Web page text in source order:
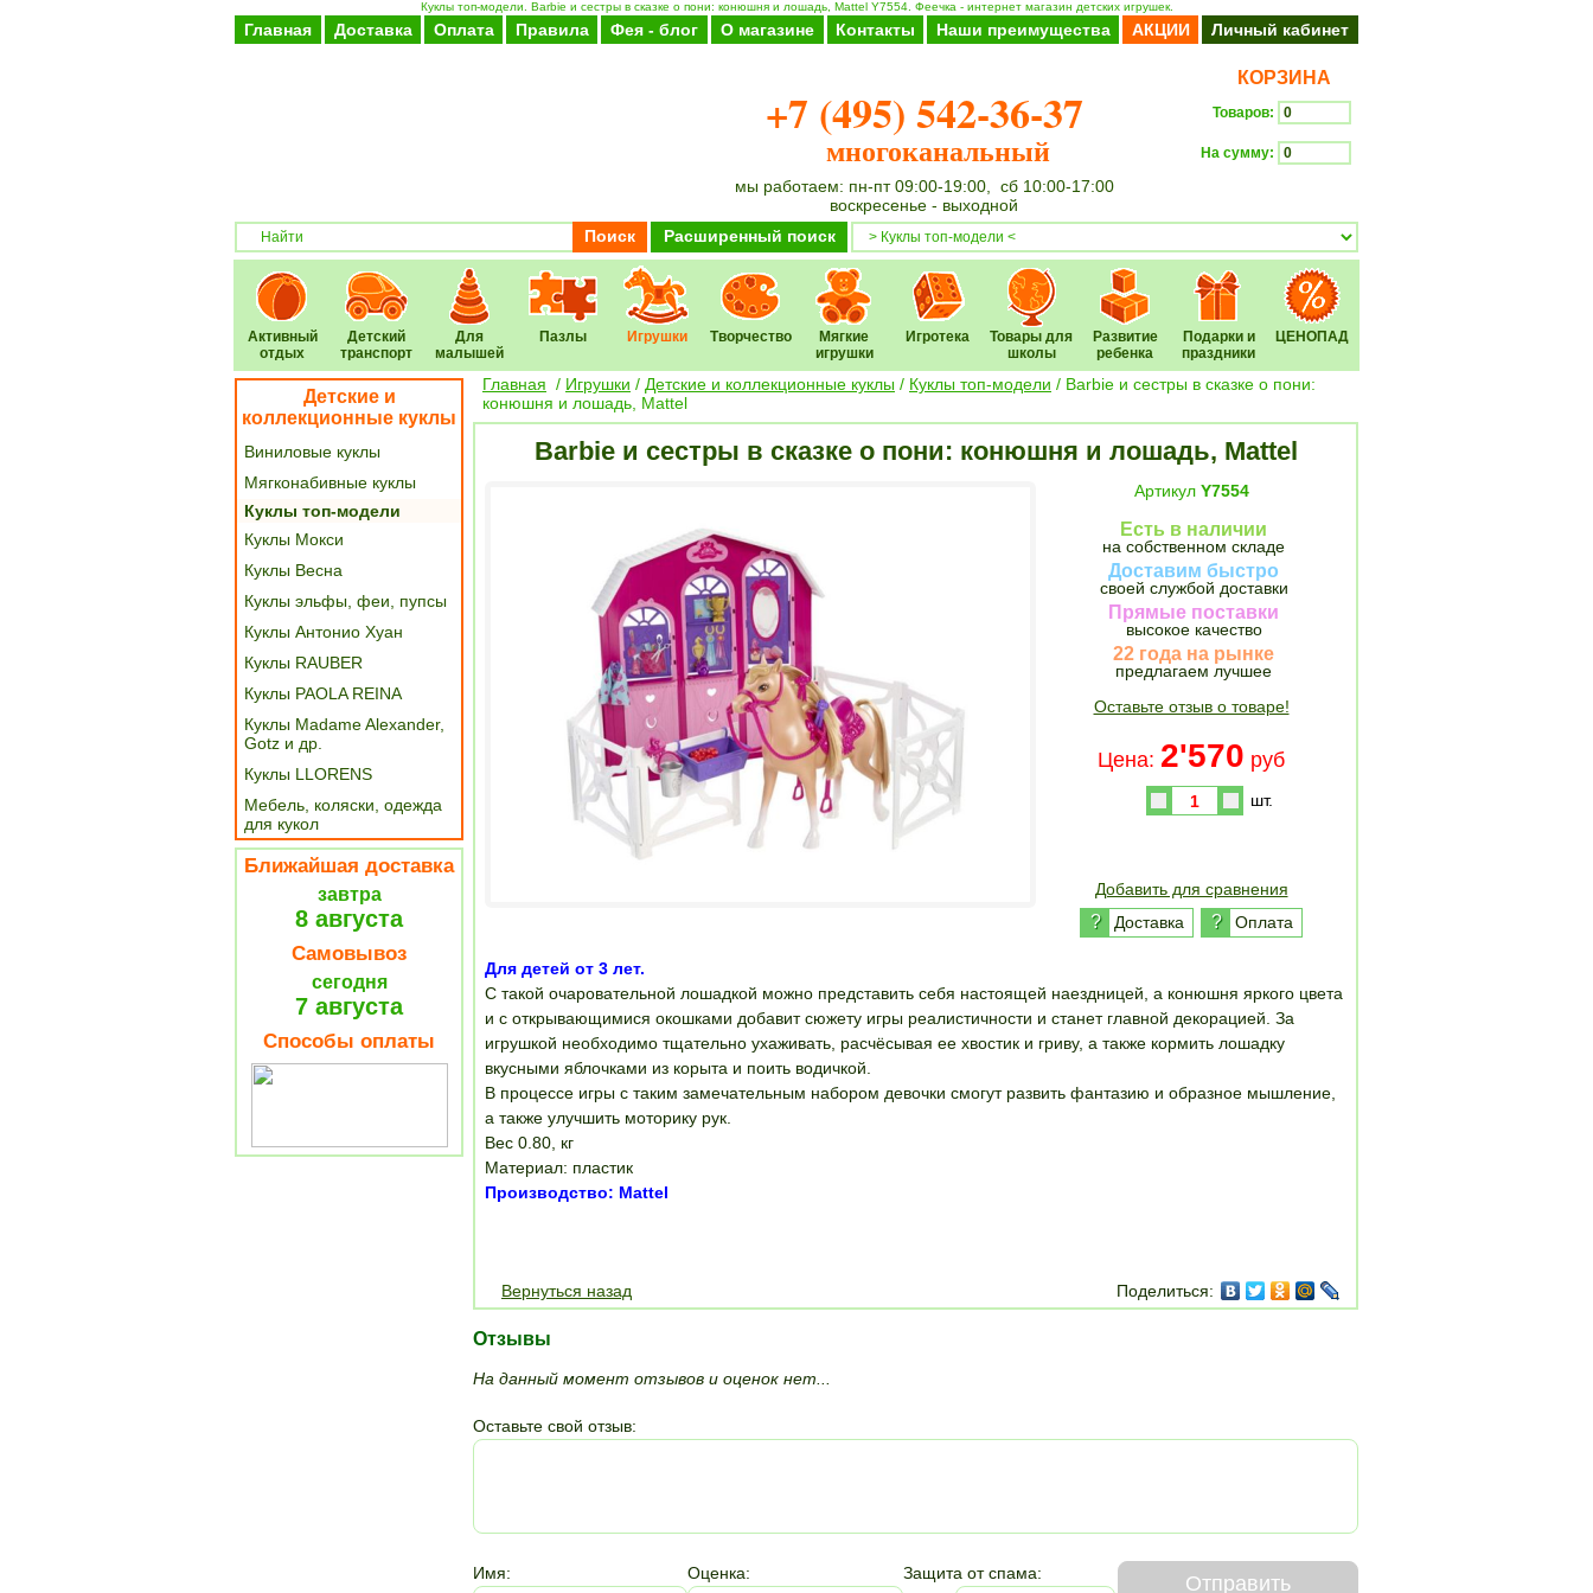
Куклы топ-модели. Barbie и сестры в сказке о пони: конюшня и лошадь, Mattel Y7554. Феечка - интернет магазин детских игрушек.
Главная Доставка Оплата Правила Фея - блог О магазине Контакты Наши преимущества АКЦИИ Личный кабинет
+7 (495) 542-36-37
многоканальный
мы работаем: пн-пт 09:00-19:00, сб 10:00-17:00
воскресенье - выходной
КОРЗИНА
Товаров:
На сумму:
Поиск Расширенный поиск
Активный
отдых
Детский
транспорт
Для
малышей
Пазлы Игрушки Творчество
Мягкие
игрушки
Игротека
Товары для
школы
Развитие
ребенка
Подарки и
праздники
ЦЕНОПАД
Детские и
коллекционные куклы
Виниловые куклы
Мягконабивные куклы
Куклы топ-модели
Куклы Мокси
Куклы Весна
Куклы эльфы, феи, пупсы
Куклы Антонио Хуан
Куклы RAUBER
Куклы PAOLA REINA
Куклы Madame Alexander,
Gotz и др.
Куклы LLORENS
Мебель, коляски, одежда
для кукол
Ближайшая доставка
завтра
8 августа
Самовывоз
сегодня
7 августа
Способы оплаты
Главная / Игрушки / Детские и коллекционные куклы / Куклы топ-модели / Barbie и сестры в сказке о пони:
конюшня и лошадь, Mattel
Barbie и сестры в сказке о пони: конюшня и лошадь, Mattel
Артикул Y7554
Есть в наличии
на собственном складе
Доставим быстро
своей службой доставки
Прямые поставки
высокое качество
22 года на рынке
предлагаем лучшее
Оставьте отзыв о товаре!
Цена: 2'570 руб
шт.
Добавить для сравнения
? Доставка ? Оплата
Для детей от 3 лет.
С такой очаровательной лошадкой можно представить себя настоящей наездницей, а конюшня яркого цвета
и с открывающимися окошками добавит сюжету игры реалистичности и станет главной декорацией. За
игрушкой необходимо тщательно ухаживать, расчёсывая ее хвостик и гриву, а также кормить лошадку
вкусными яблочками из корыта и поить водичкой.
В процессе игры с таким замечательным набором девочки смогут развить фантазию и образное мышление,
а также улучшить моторику рук.
Вес 0.80, кг
Материал: пластик
Производство: Mattel
Вернуться назад Поделиться:
Отзывы
На данный момент отзывов и оценок нет...
Оставьте свой отзыв:
Имя: Оценка: Защита от спама: Отправить